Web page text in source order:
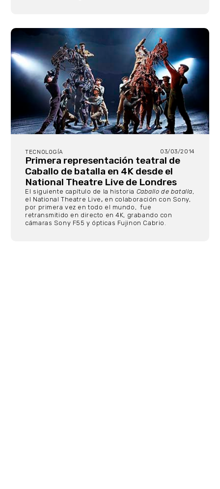
TECNOLOGÍA 03/03/2014
Primera representación teatral de
Caballo de batalla en 4K desde el
National Theatre Live de Londres
El siguiente capítulo de la historia Caballo de batalla,
el National Theatre Live, en colaboración con Sony,
por primera vez en todo el mundo, fue
retransmitido en directo en 4K, grabando con
cámaras Sony F55 y ópticas Fujinon Cabrio.